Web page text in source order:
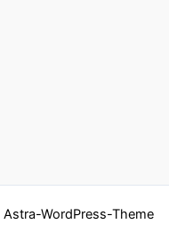
Astra-WordPress-Theme